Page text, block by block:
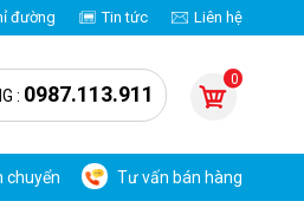
đường Tin tức Liên hệ
0
: 0987.113.911
Tư vấn bán hàng
chuyển